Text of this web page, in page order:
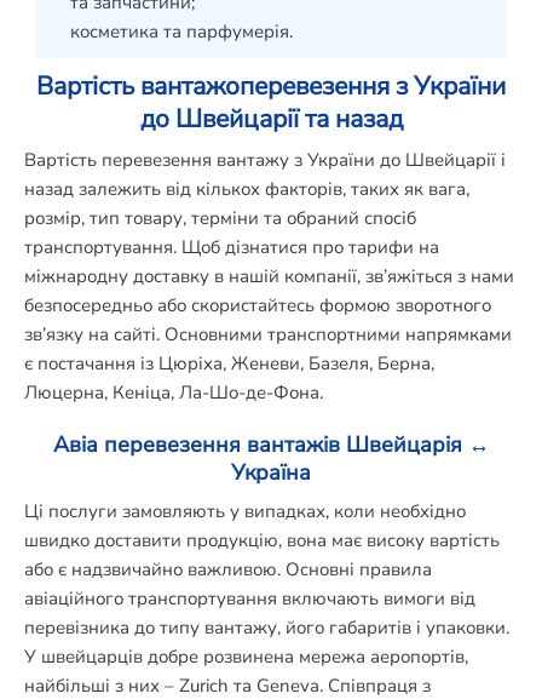
косметика та парфумерія.
Вартість вантажоперевезення з України
до Швейцарії та назад
Вартість перевезення вантажу з України до Швейцарії і
назад залежить від кількох факторів, таких як вага,
розмір, тип товару, терміни та обраний спосіб
транспортування. Щоб дізнатися про тарифи на
міжнародну доставку в нашій компанії, зв’яжіться з нами
безпосередньо або скористайтесь формою зворотного
зв’язку на сайті. Основними транспортними напрямками
є постачання із Цюріха, Женеви, Базеля, Берна,
Люцерна, Кеніца, Ла-Шо-де-Фона.
Авіа перевезення вантажів Швейцарія ↔
Україна
Ці послуги замовляють у випадках, коли необхідно
швидко доставити продукцію, вона має високу вартість
або є надзвичайно важливою. Основні правила
авіаційного транспортування включають вимоги від
перевізника до типу вантажу, його габаритів і упаковки.
У швейцарців добре розвинена мережа аеропортів,
найбільші з них – Zurich та Geneva. Співпраця з